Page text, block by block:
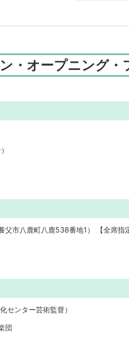
・オープニング・
父市八鹿町八鹿538番地1） 【全席指
センター芸術監督）
団